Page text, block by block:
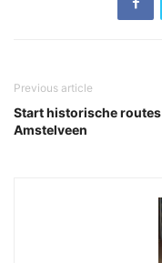
Previous article
Start historische routes
Amstelveen